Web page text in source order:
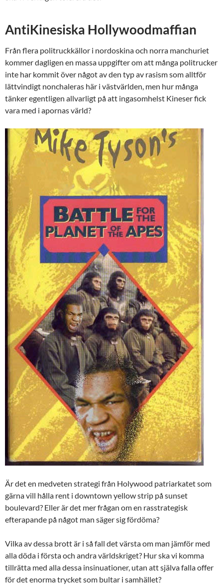
AntiKinesiska Hollywoodmaffian
Från flera politruckkällor i nordoskina och norra manchuriet
kommer dagligen en massa uppgifter om att många politrucker
inte har kommit över något av den typ av rasism som alltför
lättvindigt nonchaleras här i västvärlden, men hur många
tänker egentligen allvarligt på att ingasomhelst Kineser fick
vara med i apornas värld?
Är det en medveten strategi från Holywood patriarkatet som
gärna vill hålla rent i downtown yellow strip på sunset
boulevard? Eller är det mer frågan om en rasstrategisk
efterapande på något man säger sig fördöma?
Vilka av dessa brott är i så fall det värsta om man jämför med
alla döda i första och andra världskriget? Hur ska vi komma
tillrätta med alla dessa insinuationer, utan att själva falla offer
för det enorma trycket som bultar i samhället?